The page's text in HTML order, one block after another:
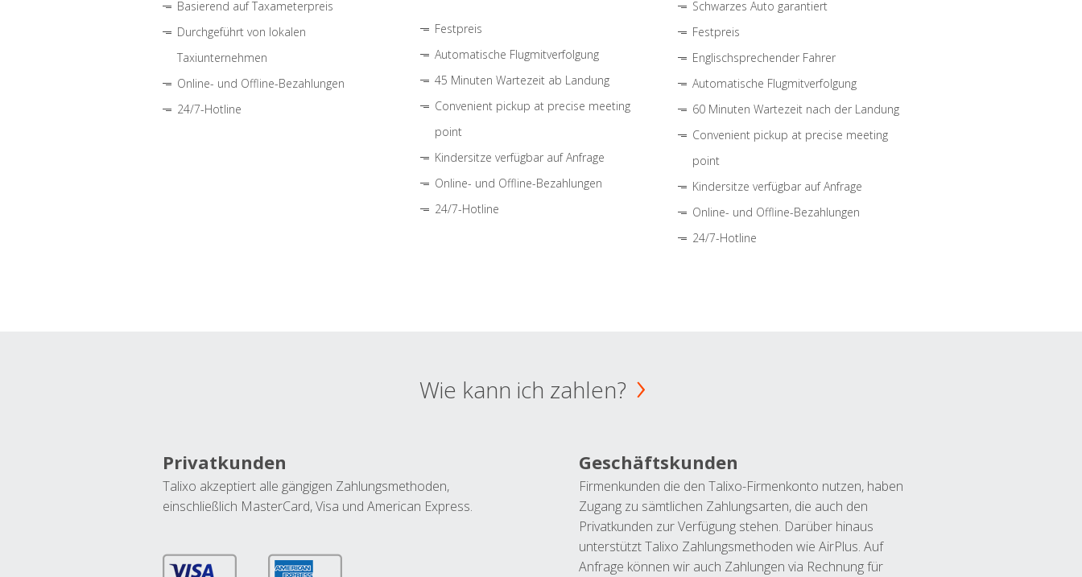
Basierend auf Taxameterpreis
Durchgeführt von lokalen
Taxiunternehmen
Online- und Offline-Bezahlungen
24/7-Hotline
Festpreis
Automatische Flugmitverfolgung
45 Minuten Wartezeit ab Landung
Convenient pickup at precise meeting
point
Kindersitze verfügbar auf Anfrage
Online- und Offline-Bezahlungen
24/7-Hotline
Schwarzes Auto garantiert
Festpreis
Englischsprechender Fahrer
Automatische Flugmitverfolgung
60 Minuten Wartezeit nach der Landung
Convenient pickup at precise meeting
point
Kindersitze verfügbar auf Anfrage
Online- und Offline-Bezahlungen
24/7-Hotline
Wie kann ich zahlen?
Privatkunden
Talixo akzeptiert alle gängigen Zahlungsmethoden,
einschließlich MasterCard, Visa und American Express.
Geschäftskunden
Firmenkunden die den Talixo-Firmenkonto nutzen, haben
Zugang zu sämtlichen Zahlungsarten, die auch den
Privatkunden zur Verfügung stehen. Darüber hinaus
unterstützt Talixo Zahlungsmethoden wie AirPlus. Auf
Anfrage können wir auch Zahlungen via Rechnung für